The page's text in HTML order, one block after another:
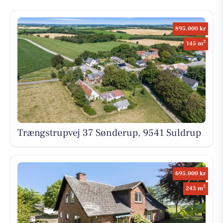
895.000 kr
145 m2
Trængstrupvej 37 Sønderup, 9541 Suldrup
695.000 kr
243 m2